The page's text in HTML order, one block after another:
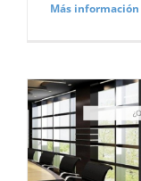
Más información